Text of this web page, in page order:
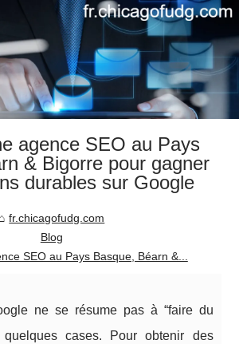
agence SEO au Pays
& Bigorre pour gagner
durables sur Google
fr.chicagofudg.com
Blog
SEO au Pays Basque, Béarn &...
ne se résume pas à “faire du
quelques cases. Pour obtenir des